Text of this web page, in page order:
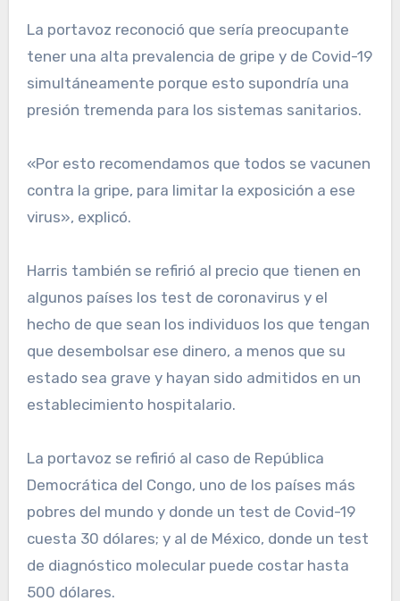
La portavoz reconoció que sería preocupante
tener una alta prevalencia de gripe y de Covid-19
simultáneamente porque esto supondría una
presión tremenda para los sistemas sanitarios.
«Por esto recomendamos que todos se vacunen
contra la gripe, para limitar la exposición a ese
virus», explicó.
Harris también se refirió al precio que tienen en
algunos países los test de coronavirus y el
hecho de que sean los individuos los que tengan
que desembolsar ese dinero, a menos que su
estado sea grave y hayan sido admitidos en un
establecimiento hospitalario.
La portavoz se refirió al caso de República
Democrática del Congo, uno de los países más
pobres del mundo y donde un test de Covid-19
cuesta 30 dólares; y al de México, donde un test
de diagnóstico molecular puede costar hasta
500 dólares.